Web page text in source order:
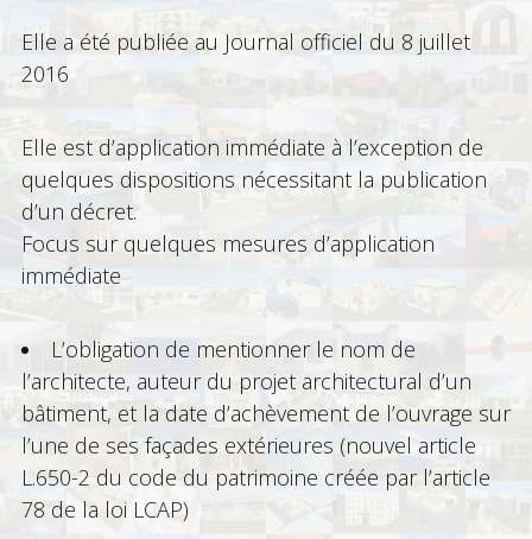
Elle a été publiée au Journal officiel du 8 juillet
2016
Elle est d’application immédiate à l’exception de
quelques dispositions nécessitant la publication
d’un décret.
Focus sur quelques mesures d’application
immédiate
L’obligation de mentionner le nom de
l’architecte, auteur du projet architectural d’un
bâtiment, et la date d’achèvement de l’ouvrage sur
l’une de ses façades extérieures (nouvel article
L.650-2 du code du patrimoine créée par l’article
78 de la loi LCAP)